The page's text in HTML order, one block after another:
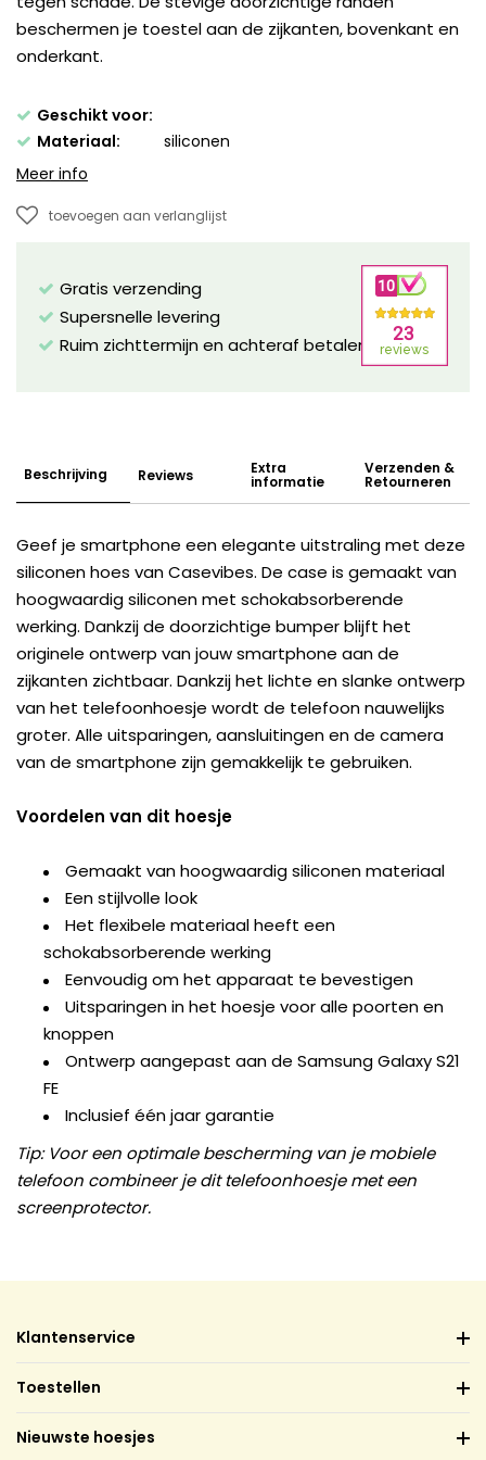
beschermen je toestel aan de zijkanten, bovenkant en
onderkant.
Geschikt voor:
Materiaal:
siliconen
Meer info
toevoegen aan verlanglijst
Gratis verzending
Supersnelle levering
Ruim zichttermijn en achteraf betalen mogelijk!
Beschrijving Reviews Extra
informatie
Verzenden &
Retourneren
Geef je smartphone een elegante uitstraling met deze
siliconen hoes van Casevibes. De case is gemaakt van
hoogwaardig siliconen met schokabsorberende
werking. Dankzij de doorzichtige bumper blijft het
originele ontwerp van jouw smartphone aan de
zijkanten zichtbaar. Dankzij het lichte en slanke ontwerp
van het telefoonhoesje wordt de telefoon nauwelijks
groter. Alle uitsparingen, aansluitingen en de camera
van de smartphone zijn gemakkelijk te gebruiken.
Voordelen van dit hoesje
Gemaakt van hoogwaardig siliconen materiaal
Een stijlvolle look
Het flexibele materiaal heeft een
schokabsorberende werking
Eenvoudig om het apparaat te bevestigen
Uitsparingen in het hoesje voor alle poorten en
knoppen
Ontwerp aangepast aan de Samsung Galaxy S21
FE
Inclusief één jaar garantie
Tip: Voor een optimale bescherming van je mobiele
telefoon combineer je dit telefoonhoesje met een
screenprotector.
Klantenservice
Toestellen
Nieuwste hoesjes